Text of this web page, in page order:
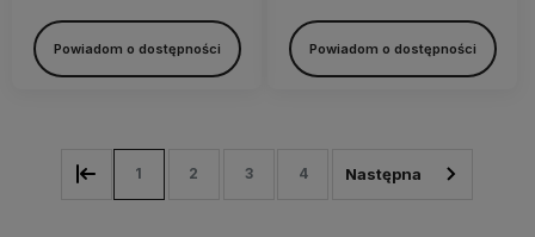
Powiadom o dostępności Powiadom o dostępności
1 2 3 4